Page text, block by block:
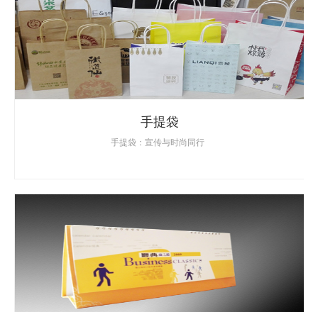
手提袋
手提袋：宣传与时尚同行